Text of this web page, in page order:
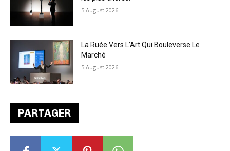
PARTAGER
5 August 2026
La Ruée Vers L’Art Qui Bouleverse Le
Marché
5 August 2026